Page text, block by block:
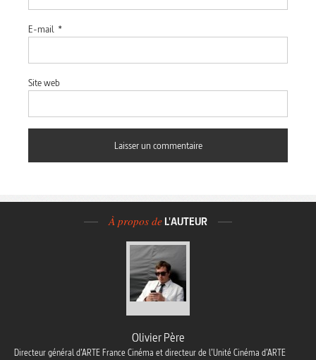
E-mail *
Site web
À propos de L'AUTEUR
Olivier Père
Directeur général d’ARTE France Cinéma et directeur de l’Unité Cinéma d’ARTE